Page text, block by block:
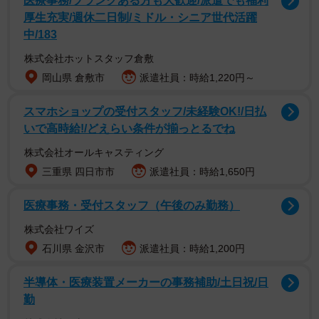
「海へ届ける絵画展」を企画したのは兵庫県在住の２人
の画家、青山大介さんと谷川夏樹さん。青山さんは自身の
生まれ育った港町神戸を描く鳥瞰（ちょうかん）図絵師と
して知られ、谷川さんは世界各地を旅するキャラクター
る作品が多いのが特徴だ。絵画展では海運会社のカレンダ
ーの原画など、これまで２人が描いてきた絵画約４０点が
展示されている。
厚生充実/週休二日制/ミドル・シニア世代活躍
中/183
株式会社ホットスタッフ倉敷
岡山県 倉敷市
派遣社員：時給1,220円～
スマホショップの受付スタッフ/未経験OK!/日払
いで高時給!/どえらい条件が揃っとるでね
株式会社オールキャスティング
三重県 四日市市
派遣社員：時給1,650円
医療事務・受付スタッフ（午後のみ勤務）
株式会社ワイズ
石川県 金沢市
派遣社員：時給1,200円
半導体・医療装置メーカーの事務補助/土日祝/日
勤